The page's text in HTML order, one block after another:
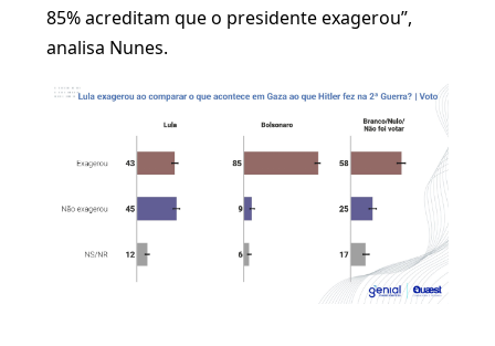
85% acreditam que o presidente exagerou”,
analisa Nunes.